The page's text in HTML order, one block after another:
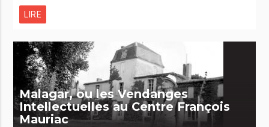
LIRE
Malagar, ou les Vendanges
Intellectuelles au Centre François
Mauriac